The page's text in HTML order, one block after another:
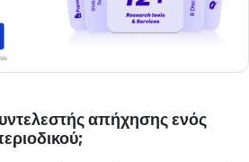
απήχησης ενός